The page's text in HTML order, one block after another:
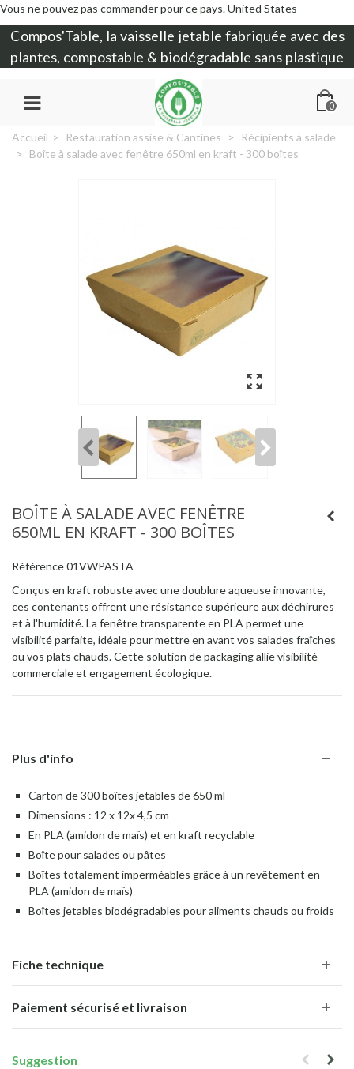
Vous ne pouvez pas commander pour ce pays.United States
Compos'Table, la vaisselle jetable fabriquée avec des
plantes, compostable & biodégradable sans plastique
0
Accueil > Restauration assise & Cantines >
Récipients à salade
> Boîte à salade avec fenêtre 650ml en kraft - 300 boîtes
BOÎTE À SALADE AVEC FENÊTRE
650ML EN KRAFT - 300 BOÎTES
Référence01VWPASTA
Conçus en kraft robuste avec une doublure aqueuse innovante,
ces contenants offrent une résistance supérieure aux déchirures
et à l'humidité. La fenêtre transparente en PLA permet une
visibilité parfaite, idéale pour mettre en avant vos salades fraîches
ou vos plats chauds. Cette solution de packaging allie visibilité
commerciale et engagement écologique.
Plus d'info
Carton de 300 boîtes jetables de 650 ml
Dimensions : 12 x 12x 4,5 cm
En PLA (amidon de maïs) et en kraft recyclable
Boîte pour salades ou pâtes
Boîtes totalement imperméables grâce à un revêtement en
PLA (amidon de maïs)
Boîtes jetables biodégradables pour aliments chauds ou froids
Fiche technique
Paiement sécurisé et livraison
Suggestion